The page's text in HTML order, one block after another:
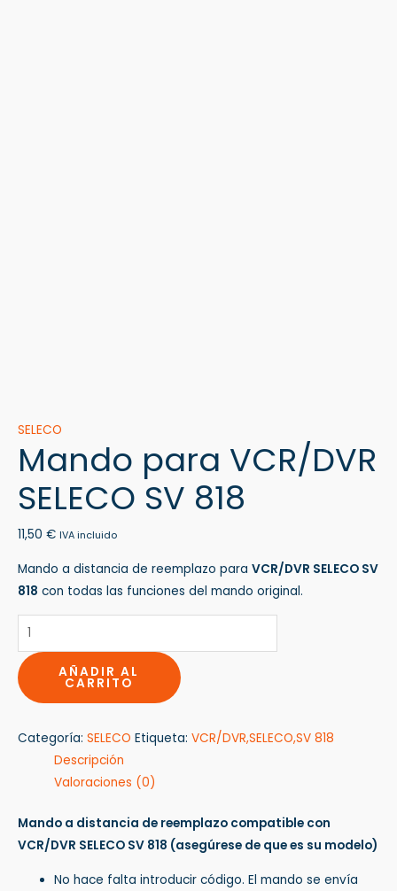
SELECO
Mando para VCR/DVR
SELECO SV 818
11,50 € IVA incluido
Mando a distancia de reemplazo para VCR/DVR SELECO SV
818 con todas las funciones del mando original.
AÑADIR AL
CARRITO
Categoría: SELECO Etiqueta: VCR/DVR,SELECO,SV 818
Descripción
Valoraciones (0)
Mando a distancia de reemplazo compatible con
VCR/DVR SELECO SV 818 (asegúrese de que es su modelo)
No hace falta introducir código. El mando se envía